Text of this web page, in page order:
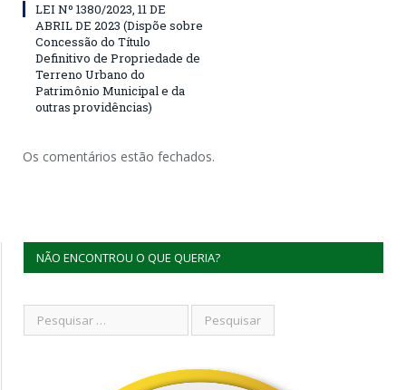
LEI Nº 1380/2023, 11 DE
ABRIL DE 2023 (Dispõe sobre
Concessão do Título
Definitivo de Propriedade de
Terreno Urbano do
Patrimônio Municipal e da
outras providências)
Os comentários estão fechados.
NÃO ENCONTROU O QUE QUERIA?